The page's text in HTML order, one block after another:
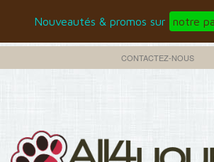
Nouveautés & promos sur notre
CONTACTEZ-NOUS